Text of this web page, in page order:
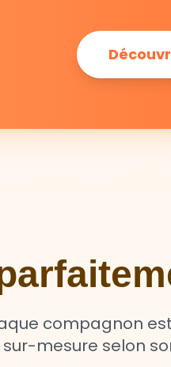
compagnon
sur-mesure selon